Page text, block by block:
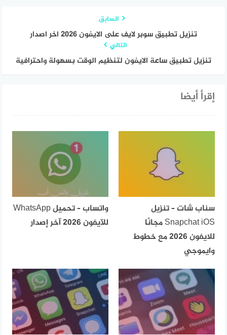
السابق
تنزيل تطبيق سوبر لايف على الايفون 2026 اخر اصدار
التالي
تنزيل تطبيق ساعة الايفون لتنظيم الوقت بسهولة واحترافية
إقرأ أيضا
سناب شات – تنزيل
Snapchat iOS مجانًا
للايفون 2026 مع خطوط
وايموجي
واتساب – تحميل WhatsApp
للآيفون 2026 آخر إصدار